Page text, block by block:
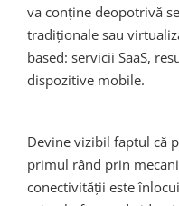
va conține deopotrivă
tradiționale sau
based: servicii SaaS,
dispozitive mobile.
Devine vizibil faptul că
primul rând prin
conectivității este